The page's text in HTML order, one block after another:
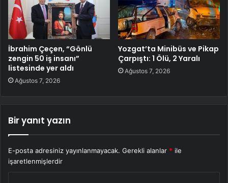
İbrahim Çeçen, “Gönlü
zengin 50 iş insanı”
listesinde yer aldı
Ağustos 7, 2026
Yozgat’ta Minibüs ve Pikap
Çarpıştı: 1 Ölü, 2 Yaralı
Ağustos 7, 2026
Bir yanıt yazın
E-posta adresiniz yayınlanmayacak. Gerekli alanlar * ile
işaretlenmişlerdir